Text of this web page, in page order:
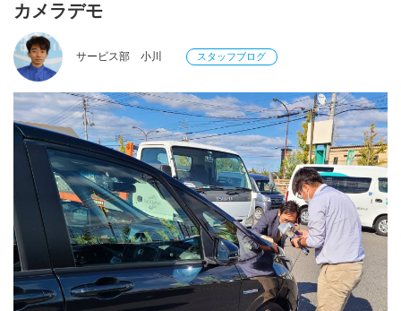
カメラデモ
サービス部 小川 スタッフブログ